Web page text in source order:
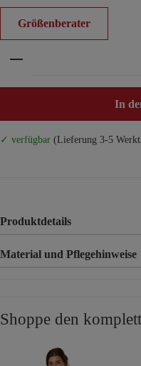
Größenberater
Produkt Anzahl: Gib
In
✓ verfügbar (Lieferung 3-5
Produktdetails
Material und Pflegehinweise
Shoppe den